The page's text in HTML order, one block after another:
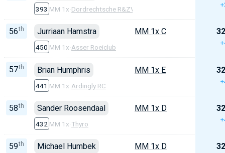
393 MM 1x·Dordrechtsche R&ZV
56th Jurriaan Hamstra
450 MM 1x·Asser Roeiclub
MM 1x C
57th Brian Humphris
441 MM 1x·Ardingly RC
MM 1x E
58th Sander Roosendaal
432 MM 1x·Thyro
MM 1x D
59th Michael Humbek MM 1x D